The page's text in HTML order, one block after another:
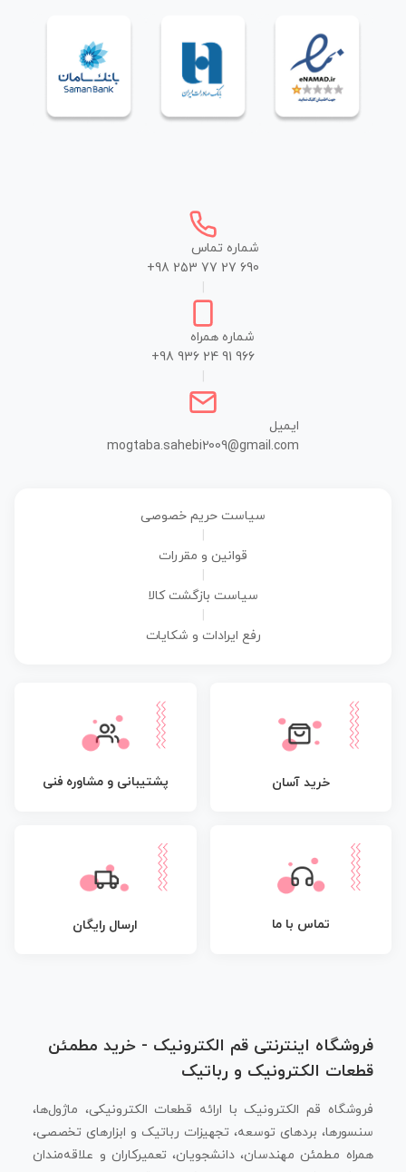
شماره تماس
+98 253 77 27 690
شماره همراه
+98 936 24 91 966
ایمیل
mogtaba.sahebi2009@gmail.com
سیاست حریم خصوصی
قوانین و مقررات
سیاست بازگشت کالا
رفع ایرادات و شکایات
خرید آسان پشتیبانی و مشاوره فنی
تماس با ما ارسال رایگان
فروشگاه اینترنتی قم الکترونیک - خرید مطمئن
قطعات الکترونیک و رباتیک
فروشگاه قم الکترونیک با ارائه قطعات الکترونیکی، ماژول‌ها،
سنسورها، بردهای توسعه، تجهیزات رباتیک و ابزارهای تخصصی،
همراه مطمئن مهندسان، دانشجویان، تعمیرکاران و علاقه‌مندان